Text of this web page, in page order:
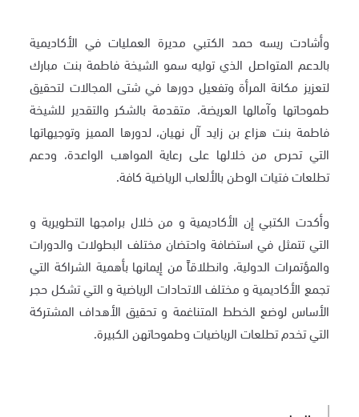
وأشادت ريسه حمد الكتبي مديرة العمليات في الأكاديمية
بالدعم المتواصل الذي توليه سمو الشيخة فاطمة بنت مبارك
لتعزيز مكانة المرأة وتفعيل دورها في شتى المجالات لتحقيق
طموحاتها وآمالها العريضة، متقدمة بالشكر والتقدير للشيخة
فاطمة بنت هزاع بن زايد آل نهيان، لدورها المميز وتوجيهاتها
التي تحرص من خلالها على رعاية المواهب الواعدة، ودعم
تطلعات فتيات الوطن بالألعاب الرياضية كافة.
وأكدت الكتبي إن الأكاديمية و من خلال برامجها التطويرية و
التي تتمثل في استضافة واحتضان مختلف البطولات والدورات
والمؤتمرات الدولية، وانطلاقاً من إيمانها بأهمية الشراكة التي
تجمع الأكاديمية و مختلف الاتحادات الرياضية و التي تشكل حجر
الأساس لوضع الخطط المتناغمة و تحقيق الأهداف المشتركة
التي تخدم تطلعات الرياضيات وطموحاتهن الكبيرة.